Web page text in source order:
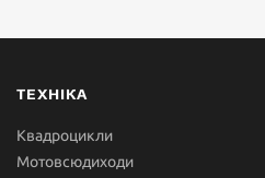
ТЕХНІКА
Квадроцикли
Мотовсюдиходи